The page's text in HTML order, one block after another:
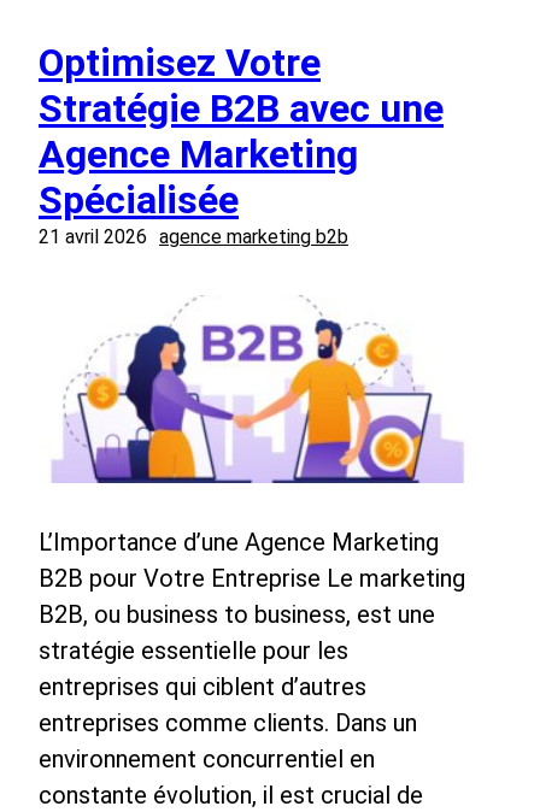
Optimisez Votre
Stratégie B2B avec une
Agence Marketing
Spécialisée
21 avril 2026 agence marketing b2b
L’Importance d’une Agence Marketing
B2B pour Votre Entreprise Le marketing
B2B, ou business to business, est une
stratégie essentielle pour les
entreprises qui ciblent d’autres
entreprises comme clients. Dans un
environnement concurrentiel en
constante évolution, il est crucial de